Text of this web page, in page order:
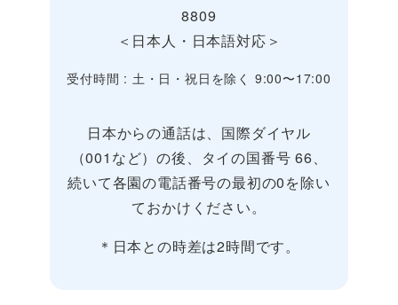
8809
＜日本人・日本語対応＞
受付時間 : 土・日・祝日を除く 9:00〜17:00
日本からの通話は、国際ダイヤル
（001など）の後、タイの国番号 66、
続いて各園の電話番号の最初の0を除い
ておかけください。
＊日本との時差は2時間です。